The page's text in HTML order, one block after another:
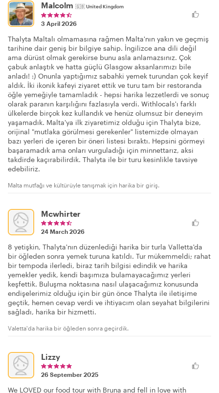
Malcolm 🇬🇧United Kingdom
3 April 2026
Thalyta Maltalı olmamasına rağmen Malta'nın yakın ve geçmiş
tarihine dair geniş bir bilgiye sahip. İngilizce ana dili değil
ama dürüst olmak gerekirse bunu asla anlamazsınız. Çok
çabuk anlaştık ve hatta güçlü Glasgow aksanlarımızı bile
anladı! :) Onunla yaptığımız sabahki yemek turundan çok keyif
aldık. İki ikonik kafeyi ziyaret ettik ve turu tam bir restoranda
öğle yemeğiyle tamamladık - hepsi harika lezzetlerdi ve sonuç
olarak paranın karşılığını fazlasıyla verdi. Withlocals'ı farklı
ülkelerde birçok kez kullandık ve henüz olumsuz bir deneyim
yaşamadık. Malta'ya ilk ziyaretimiz olduğu için Thalyta bize,
orijinal "mutlaka görülmesi gerekenler" listemizde olmayan
bazı yerleri de içeren bir öneri listesi bıraktı. Hepsini görmeyi
başaramadık ama onları vurguladığı için minnettarız, aksi
takdirde kaçırabilirdik. Thalyta ile bir turu kesinlikle tavsiye
edebiliriz.
Malta mutfağı ve kültürüyle tanışmak için harika bir giriş.
Mcwhirter
24 March 2026
8 yetişkin, Thalyta'nın düzenlediği harika bir turla Valletta'da
bir öğleden sonra yemek turuna katıldı. Tur mükemmeldi; rahat
bir tempoda ilerledi, biraz tarih bilgisi edindik ve harika
yemekler yedik, kendi başımıza bulamayacağımız yerleri
keşfettik. Buluşma noktasına nasıl ulaşacağımız konusunda
endişelerimiz olduğu için bir gün önce Thalyta ile iletişime
geçtik, hemen cevap verdi ve ihtiyacım olan seyahat bilgilerini
sağladı, harika bir hizmetti.
Valetta'da harika bir öğleden sonra geçirdik.
Lizzy
26 September 2025
We LOVED our food tour with Bruna and fell in love with